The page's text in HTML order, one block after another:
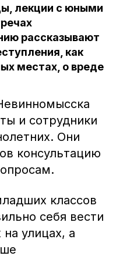
лекции с юными
рассказывают
как
местах, о вреде
и сотрудники
Они
консультацию
классов
себя вести
улицах, а